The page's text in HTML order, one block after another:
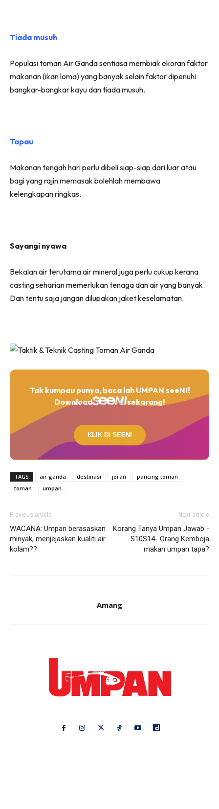
Tiada musuh
Populasi toman Air Ganda sentiasa membiak ekoran faktor
makanan (ikan loma) yang banyak selain faktor dipenuhi
bangkar-bangkar kayu dan tiada musuh.
Tapau
Makanan tengah hari perlu dibeli siap-siap dari luar atau
bagi yang rajin memasak bolehlah membawa
kelengkapan ringkas.
Sayangi nyawa
Bekalan air terutama air mineral juga perlu cukup kerana
casting seharian memerlukan tenaga dan air yang banyak.
Dan tentu saja jangan dilupakan jaket keselamatan.
Tak kumpau punya, baca lah UMPAN seeNI!
Download
sekarang!
KLIK DI SEENI
TAGS air ganda destinasi joran
pancing toman
toman
umpan
Previous article
WACANA: Umpan berasaskan
minyak, menjejaskan kualiti air
kolam??
Next article
Korang Tanya Umpan Jawab -
S10S14- Orang Kemboja
makan umpan tapa?
Amang